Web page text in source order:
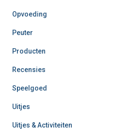
Opvoeding
Peuter
Producten
Recensies
Speelgoed
Uitjes
Uitjes & Activiteiten